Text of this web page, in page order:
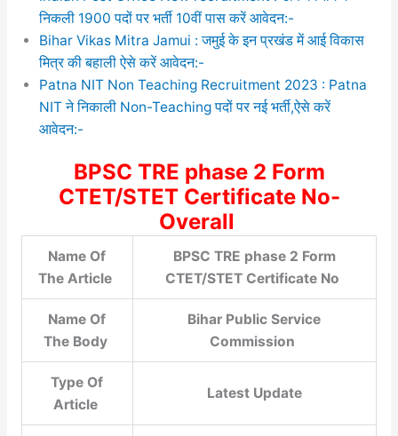
निकली 1900 पदों पर भर्ती 10वीं पास करें आवेदन:-
Bihar Vikas Mitra Jamui : जमुई के इन प्रखंड में आई विकास
मित्र की बहाली ऐसे करें आवेदन:-
Patna NIT Non Teaching Recruitment 2023 : Patna
NIT ने निकाली Non-Teaching पदों पर नई भर्ती,ऐसे करें
आवेदन:-
BPSC TRE phase 2 Form
CTET/STET Certificate No-
Overall
Name Of
The Article
BPSC TRE phase 2 Form
CTET/STET Certificate No
Name Of
The Body
Bihar Public Service
Commission
Type Of
Article
Latest Update